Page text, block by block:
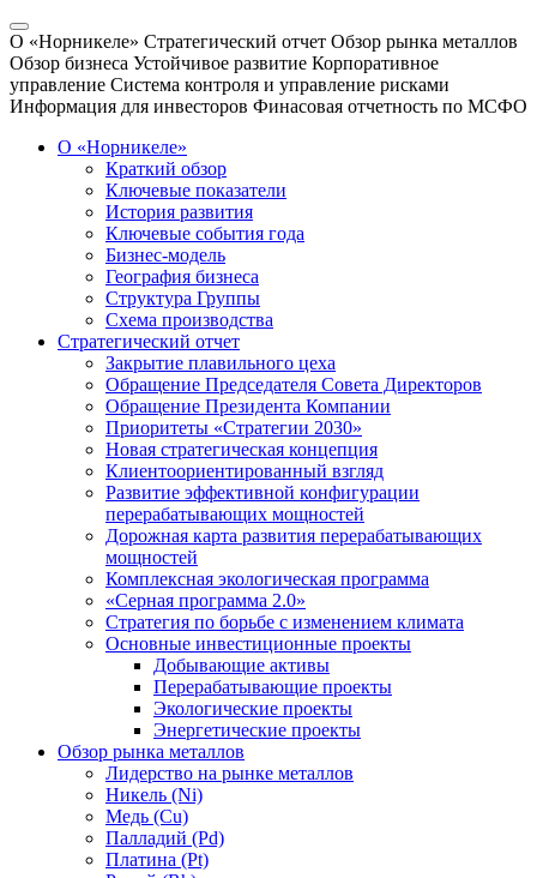
О «Норникеле» Стратегический отчет Обзор рынка металлов
Обзор бизнеса Устойчивое развитие Корпоративное
управление Система контроля и управление рисками
Информация для инвесторов Финасовая отчетность по МСФО
О «Норникеле»
Краткий обзор
Ключевые показатели
История развития
Ключевые события года
Бизнес-модель
География бизнеса
Структура Группы
Схема производства
Стратегический отчет
Закрытие плавильного цеха
Обращение Председателя Совета Директоров
Обращение Президента Компании
Приоритеты «Стратегии 2030»
Новая стратегическая концепция
Клиентоориентированный взгляд
Развитие эффективной конфигурации
перерабатывающих мощностей
Дорожная карта развития перерабатывающих
мощностей
Комплексная экологическая программа
«Серная программа 2.0»
Стратегия по борьбе с изменением климата
Основные инвестиционные проекты
Добывающие активы
Перерабатывающие проекты
Экологические проекты
Энергетические проекты
Обзор рынка металлов
Лидерство на рынке металлов
Никель (Ni)
Медь (Cu)
Палладий (Pd)
Платина (Pt)